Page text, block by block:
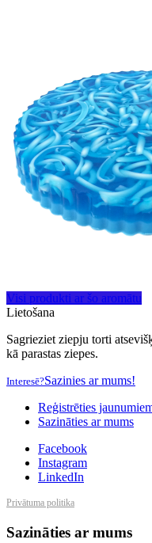
Visi produkti ar šo aromātu
Lietošana
Sagrieziet ziepju torti
kā parastas ziepes.
Interesē?Sazinies ar mums!
Reģistrēties
Sazināties ar mums
Facebook
Instagram
LinkedIn
Privātuma politika
Sazināties ar mums